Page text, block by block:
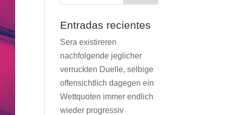
Entradas recientes
Sera existireren
nachfolgende jeglicher
verruckten Duelle, selbige
offensichtlich dagegen ein
Wettquoten immer endlich
wieder progressiv